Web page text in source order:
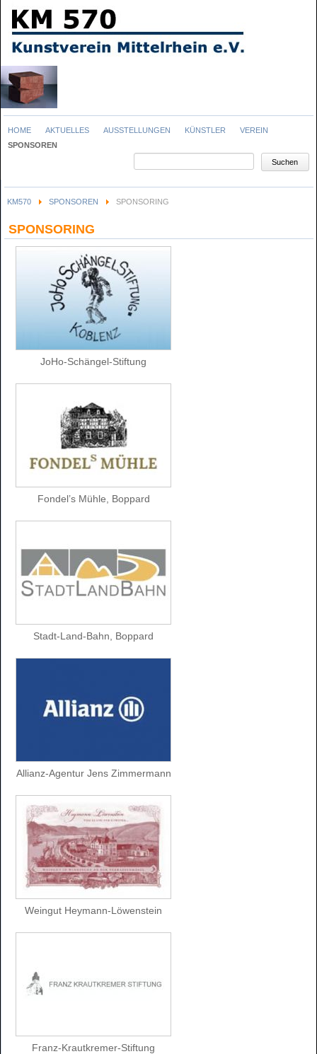
Navigation
überspringen
HOME AKTUELLES AUSSTELLUNGEN KÜNSTLER
VEREIN
SPONSOREN
Suchen
KM570 SPONSOREN SPONSORING
SPONSORING
JoHo-Schängel-Stiftung
Fondel’s Mühle, Boppard
Stadt-Land-Bahn, Boppard
Allianz-Agentur Jens Zimmermann
Weingut Heymann-Löwenstein
Franz-Krautkremer-Stiftung